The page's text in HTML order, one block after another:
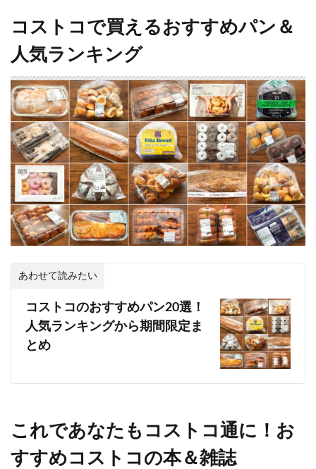
コストコで買えるおすすめパン＆
人気ランキング
あわせて読みたい
コストコのおすすめパン20選！
人気ランキングから期間限定ま
とめ
これであなたもコストコ通に！お
すすめコストコの本＆雑誌